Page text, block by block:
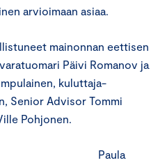
arvioimaan asiaa.
mainonnan eettisen
Päivi Romanov ja
kuluttaja-
Senior Advisor Tommi
Pohjonen.
Paula